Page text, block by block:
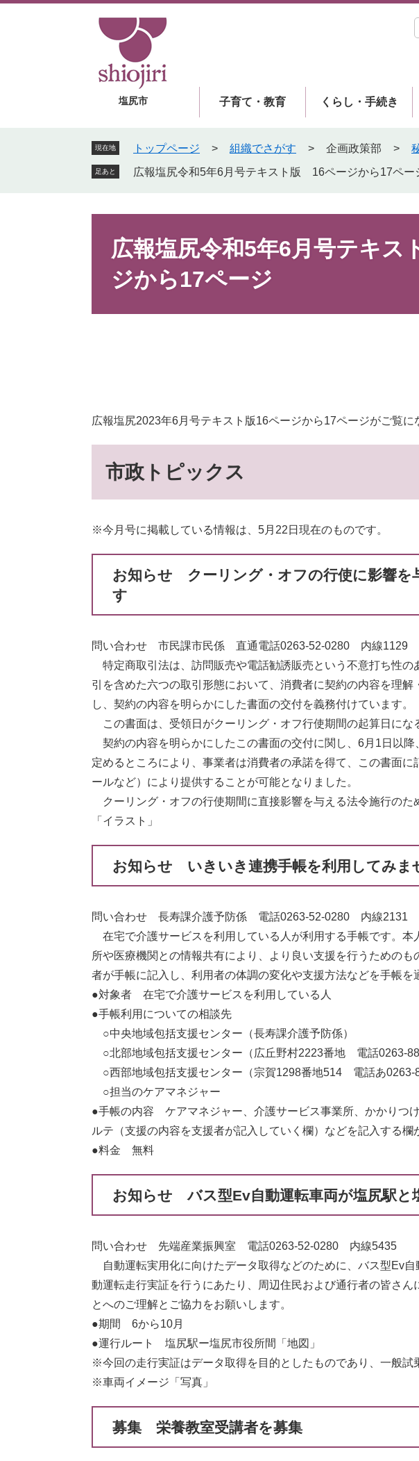
塩尻市 子育て・教育 くらし・手続き
現在地 トップページ > 組織でさがす > 企画政策部 >
足あと 広報塩尻令和5年6月号テキスト版 16ページから17ペー
広報塩尻令和5年6月号テキ
ジから17ページ
広報塩尻2023年6月号テキスト版16ページから17ページがご覧に
市政トピックス
※今月号に掲載している情報は、5月22日現在のものです。
お知らせ クーリング・オフの行使に影響を
す
問い合わせ 市民課市民係 直通電話0263-52-0280 内線1129
特定商取引法は、訪問販売や電話勧誘販売という不意打ち性の
引を含めた六つの取引形態において、消費者に契約の内容を理
し、契約の内容を明らかにした書面の交付を義務付けています。
この書面は、受領日がクーリング・オフ行使期間の起算日にな
契約の内容を明らかにしたこの書面の交付に関し、6月1日以
定めるところにより、事業者は消費者の承諾を得て、この書面に
ールなど）により提供することが可能となりました。
クーリング・オフの行使期間に直接影響を与える法令施行のた
「イラスト」
お知らせ いきいき連携手帳を利用してみま
問い合わせ 長寿課介護予防係 電話0263-52-0280 内線2131
在宅で介護サービスを利用している人が利用する手帳です。本
所や医療機関との情報共有により、より良い支援を行うための
者が手帳に記入し、利用者の体調の変化や支援方法などを手帳を
●対象者 在宅で介護サービスを利用している人
●手帳利用についての相談先
○中央地域包括支援センター（長寿課介護予防係）
○北部地域包括支援センター（広丘野村2223番地 電話0263-
○西部地域包括支援センター（宗賀1298番地514 電話あ0263-
○担当のケアマネジャー
●手帳の内容 ケアマネジャー、介護サービス事業所、かかりつ
ルテ（支援の内容を支援者が記入していく欄）などを記入する欄
●料金 無料
お知らせ バス型Ev自動運転車両が塩尻駅と
問い合わせ 先端産業振興室 電話0263-52-0280 内線5435
自動運転実用化に向けたデータ取得などのために、バス型Ev
動運転走行実証を行うにあたり、周辺住民および通行者の皆さん
とへのご理解とご協力をお願いします。
●期間 6から10月
●運行ルート 塩尻駅ー塩尻市役所間「地図」
※今回の走行実証はデータ取得を目的としたものであり、一般試
※車両イメージ「写真」
募集 栄養教室受講者を募集